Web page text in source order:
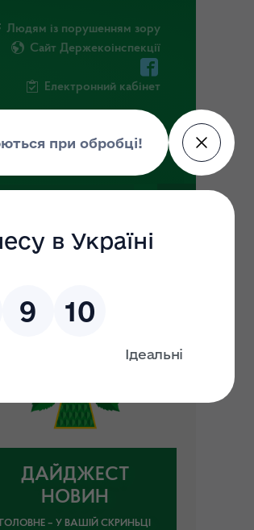
Людям із порушенням зору
Сайт Держекоінспекції
Електронний кабінет
ДАЙДЖЕСТ
НОВИН
ГОЛОВНЕ – У ВАШІЙ СКРИНЬЦІ